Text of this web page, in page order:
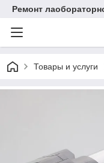
Ремонт
Товары и услуги